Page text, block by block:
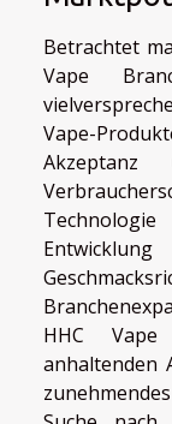
Betrachtet
Vape
Vape-
HHC
anhaltenden